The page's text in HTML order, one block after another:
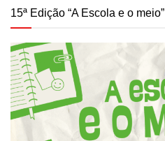
15ª Edição “A Escola e o meio”